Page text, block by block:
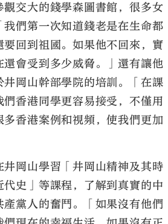
交大的錢學森圖書館，很多女
我們第一次知道錢老是在生命都
要回到祖國。如果他不回來，實
會受到多少威脅。」還有讓他
井岡山幹部學院的培訓。「在課
香港同學更容易接受，不僅用
多香港案例和視頻，使我們更加
井岡山學習「井岡山精神及其時
史」等課程，了解到真實的中
產黨人的奮鬥。「如果沒有他們